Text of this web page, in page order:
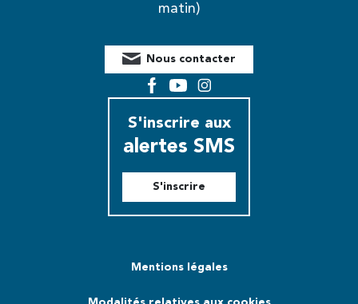
matin)
Nous contacter
FacebookYouTubeInstagram
S'inscrire aux
alertes SMS
S'inscrire
Mentions légales